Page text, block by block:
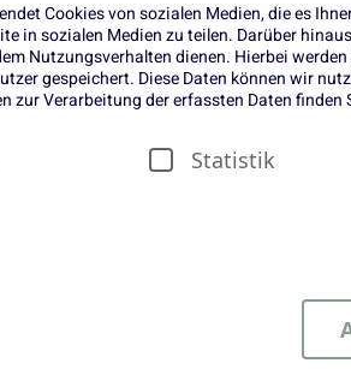
Cookies von sozialen Medien, die es
in sozialen Medien zu teilen. Darüber
Nutzungsverhalten dienen. Hierbei
gespeichert. Diese Daten können wir
zur Verarbeitung der erfassten Daten finden
Statistik
Der
durch die Römer zu uns nach
sind die größten Anbaugebiete in
der Fenchel von Juni bis Oktober zum